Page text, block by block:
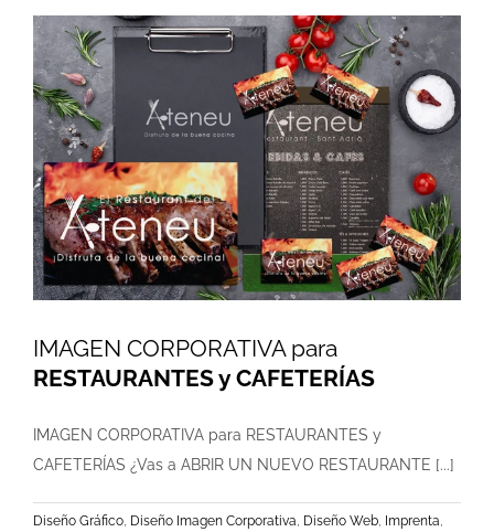
RESTAURANTES
IMAGEN CORPORATIVA para
RESTAURANTES y CAFETERÍAS
IMAGEN CORPORATIVA para RESTAURANTES y
CAFETERÍAS ¿Vas a ABRIR UN NUEVO RESTAURANTE [...]
Diseño Gráfico, Diseño Imagen Corporativa, Diseño Web, Imprenta,